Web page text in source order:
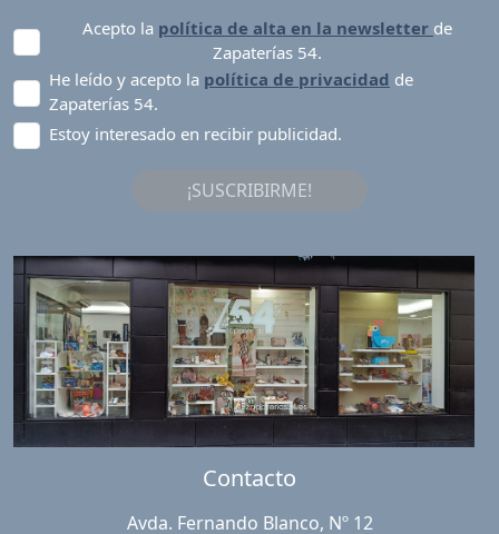
Acepto la política de alta en la newsletter de
Zapaterías 54.
He leído y acepto la política de privacidad de
Zapaterías 54.
Estoy interesado en recibir publicidad.
¡SUSCRIBIRME!
Contacto
Avda. Fernando Blanco, Nº 12